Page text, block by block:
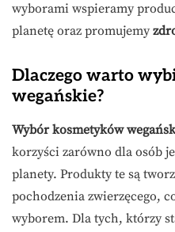
wyborami wspieramy
planetę oraz promujemy
Dlaczego warto
wegańskie?
Wybór kosmetyków
korzyści zarówno dla osób
planety. Produkty te są
pochodzenia zwierzęcego,
wyborem. Dla tych, którzy